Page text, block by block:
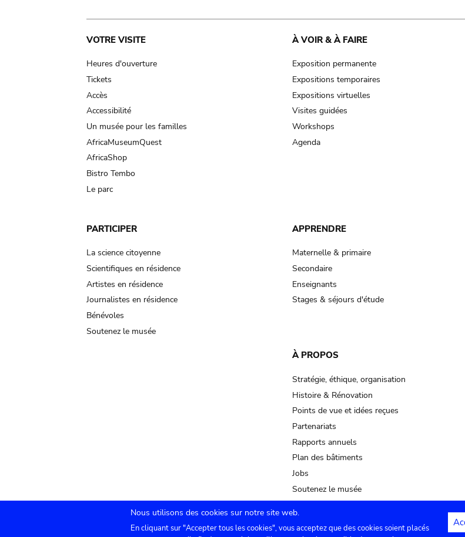
Main
navigation
VOTRE VISITE
Heures d'ouverture
Tickets
Accès
Accessibilité
Un musée pour les familles
AfricaMuseumQuest
AfricaShop
Bistro Tembo
Le parc
À VOIR & À FAIRE
Exposition permanente
Expositions temporaires
Expositions virtuelles
Visites guidées
Workshops
Agenda
PARTICIPER
La science citoyenne
Scientifiques en résidence
Artistes en résidence
Journalistes en résidence
Bénévoles
Soutenez le musée
APPRENDRE
Maternelle & primaire
Secondaire
Enseignants
Stages & séjours d'étude
À PROPOS
Stratégie, éthique, organisation
Histoire & Rénovation
Points de vue et idées reçues
Partenariats
Rapports annuels
Plan des bâtiments
Jobs
Soutenez le musée
Nous utilisons des cookies sur notre site web.
En cliquant sur "Accepter tous les cookies", vous acceptez que des cookies soient placés